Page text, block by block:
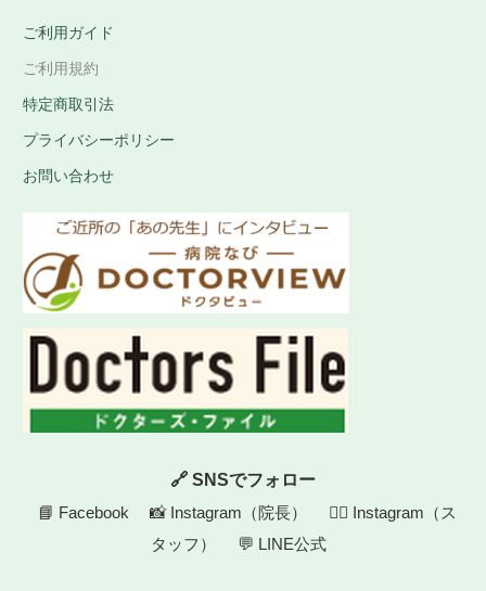
ご利用ガイド
ご利用規約
特定商取引法
プライバシーポリシー
お問い合わせ
🔗 SNSでフォロー
📘 Facebook 📸 Instagram（院長）
👩‍⚕️ Instagram（ス
タッフ）
💬 LINE公式